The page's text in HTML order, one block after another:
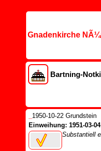
Gnadenkirche
Bartning-
1950-10-22 Grundstein
Einweihung: 1951-03-04
Substantiell